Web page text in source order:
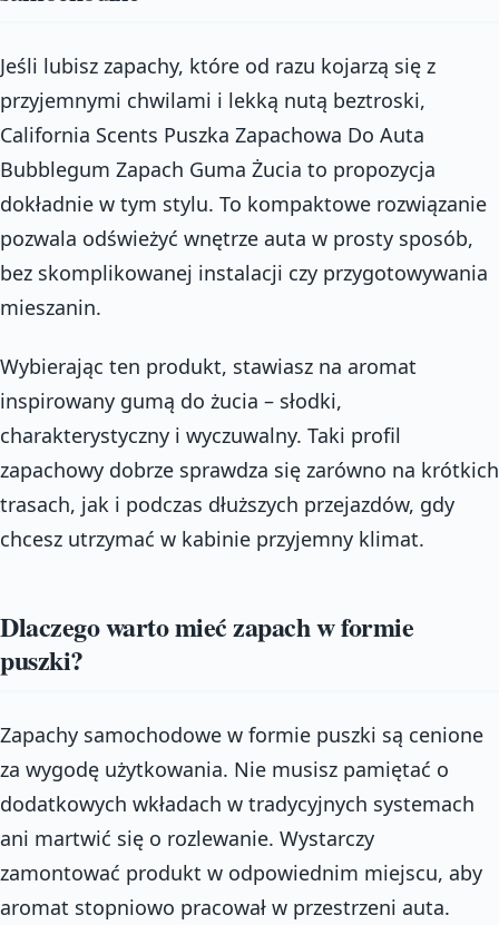
Jeśli lubisz zapachy, które od razu kojarzą się z
przyjemnymi chwilami i lekką nutą beztroski,
California Scents Puszka Zapachowa Do Auta
Bubblegum Zapach Guma Żucia to propozycja
dokładnie w tym stylu. To kompaktowe rozwiązanie
pozwala odświeżyć wnętrze auta w prosty sposób,
bez skomplikowanej instalacji czy przygotowywania
mieszanin.
Wybierając ten produkt, stawiasz na aromat
inspirowany gumą do żucia – słodki,
charakterystyczny i wyczuwalny. Taki profil
zapachowy dobrze sprawdza się zarówno na krótkich
trasach, jak i podczas dłuższych przejazdów, gdy
chcesz utrzymać w kabinie przyjemny klimat.
Dlaczego warto mieć zapach w formie
puszki?
Zapachy samochodowe w formie puszki są cenione
za wygodę użytkowania. Nie musisz pamiętać o
dodatkowych wkładach w tradycyjnych systemach
ani martwić się o rozlewanie. Wystarczy
zamontować produkt w odpowiednim miejscu, aby
aromat stopniowo pracował w przestrzeni auta.